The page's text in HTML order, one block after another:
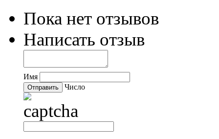
Пока нет отзывов
Написать отзыв
Имя
Число